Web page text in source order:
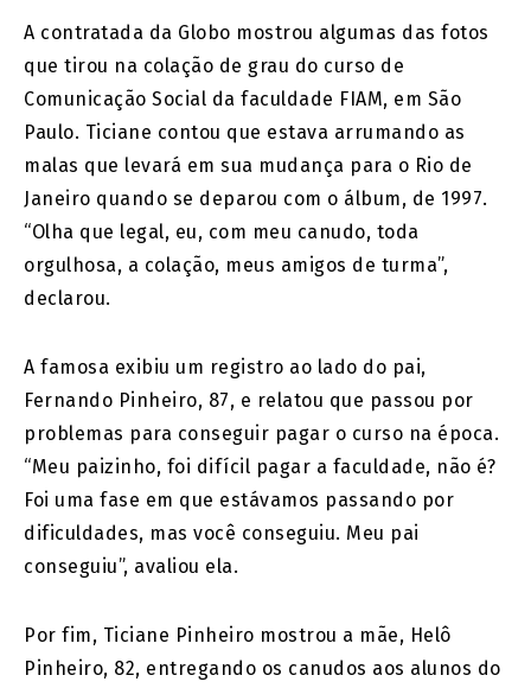
A contratada da Globo mostrou algumas das fotos
que tirou na colação de grau do curso de
Comunicação Social da faculdade FIAM, em São
Paulo. Ticiane contou que estava arrumando as
malas que levará em sua mudança para o Rio de
Janeiro quando se deparou com o álbum, de 1997.
“Olha que legal, eu, com meu canudo, toda
orgulhosa, a colação, meus amigos de turma”,
declarou.
A famosa exibiu um registro ao lado do pai,
Fernando Pinheiro, 87, e relatou que passou por
problemas para conseguir pagar o curso na época.
“Meu paizinho, foi difícil pagar a faculdade, não é?
Foi uma fase em que estávamos passando por
dificuldades, mas você conseguiu. Meu pai
conseguiu”, avaliou ela.
Por fim, Ticiane Pinheiro mostrou a mãe, Helô
Pinheiro, 82, entregando os canudos aos alunos do